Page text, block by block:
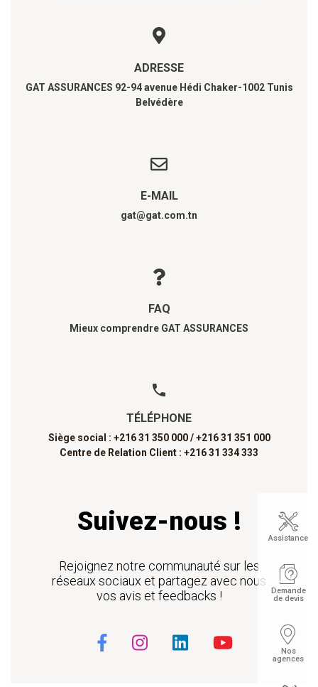
ADRESSE
GAT ASSURANCES 92-94 avenue Hédi Chaker-1002 Tunis
Belvédère
E-MAIL
gat@gat.com.tn
FAQ
Mieux comprendre GAT ASSURANCES
TÉLÉPHONE
Siège social : +216 31 350 000 / +216 31 351 000
Centre de Relation Client : +216 31 334 333
Suivez-nous !
Rejoignez notre communauté sur les
réseaux sociaux et partagez avec nous
vos avis et feedbacks !
Assistance
Demande
de devis
Nos
agences